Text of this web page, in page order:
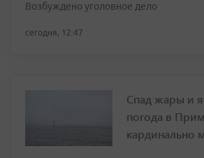
Возбуждено уголовное дело
сегодня, 12:47
Спад жары и
погода в
кардинально